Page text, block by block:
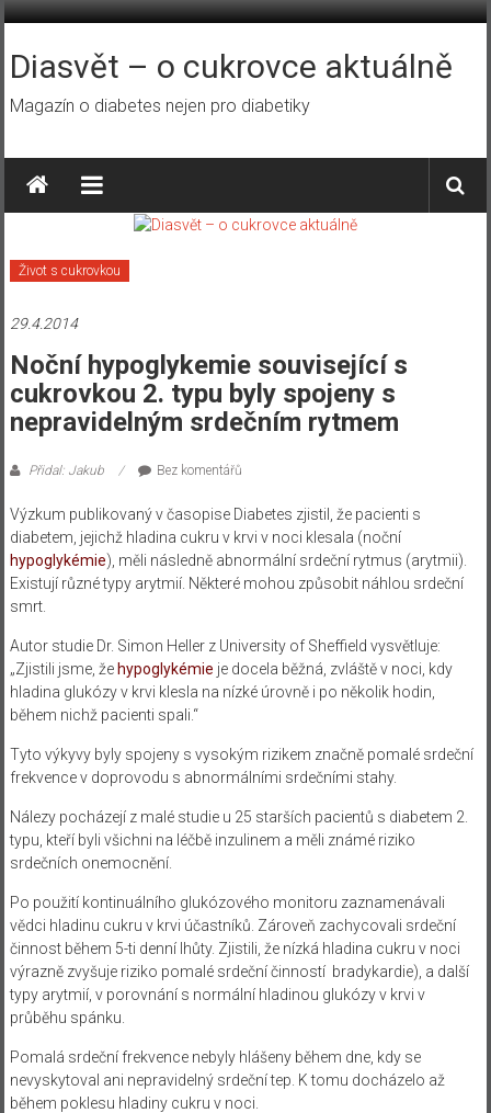
Přeskočit
obsah
Diasvět – o cukrovce aktuálně
Magazín o diabetes nejen pro diabetiky
Život s cukrovkou
29.4.2014
Noční hypoglykemie související s
cukrovkou 2. typu byly spojeny s
nepravidelným srdečním rytmem
Přidal: Jakub Bez komentářů
Výzkum publikovaný v časopise Diabetes zjistil, že pacienti s
diabetem, jejichž hladina cukru v krvi v noci klesala (noční
hypoglykémie), měli následně abnormální srdeční rytmus (arytmii).
Existují různé typy arytmií. Některé mohou způsobit náhlou srdeční
smrt.
Autor studie Dr. Simon Heller z University of Sheffield vysvětluje:
„Zjistili jsme, že hypoglykémie je docela běžná, zvláště v noci, kdy
hladina glukózy v krvi klesla na nízké úrovně i po několik hodin,
během nichž pacienti spali.“
Tyto výkyvy byly spojeny s vysokým rizikem značně pomalé srdeční
frekvence v doprovodu s abnormálními srdečními stahy.
Nálezy pocházejí z malé studie u 25 starších pacientů s diabetem 2.
typu, kteří byli všichni na léčbě inzulinem a měli známé riziko
srdečních onemocnění.
Po použití kontinuálního glukózového monitoru zaznamenávali
vědci hladinu cukru v krvi účastníků. Zároveň zachycovali srdeční
činnost během 5-ti denní lhůty. Zjistili, že nízká hladina cukru v noci
výrazně zvyšuje riziko pomalé srdeční činností bradykardie), a další
typy arytmií, v porovnání s normální hladinou glukózy v krvi v
průběhu spánku.
Pomalá srdeční frekvence nebyly hlášeny během dne, kdy se
nevyskytoval ani nepravidelný srdeční tep. K tomu docházelo až
během poklesu hladiny cukru v noci.